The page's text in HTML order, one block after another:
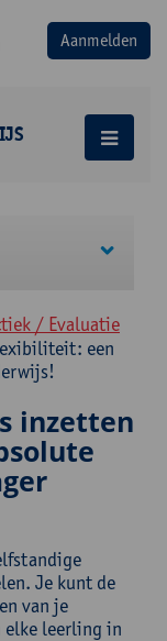
/ Evaluatie
een
inzetten
Je kunt de
van je
elke leerling in